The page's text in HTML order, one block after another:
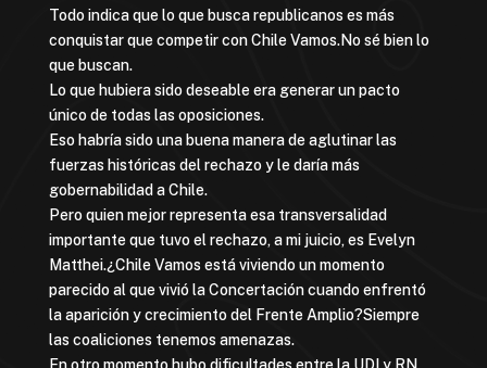
Todo indica que lo que busca republicanos es más
conquistar que competir con Chile Vamos.No sé bien lo
que buscan.
Lo que hubiera sido deseable era generar un pacto
único de todas las oposiciones.
Eso habría sido una buena manera de aglutinar las
fuerzas históricas del rechazo y le daría más
gobernabilidad a Chile.
Pero quien mejor representa esa transversalidad
importante que tuvo el rechazo, a mi juicio, es Evelyn
Matthei.¿Chile Vamos está viviendo un momento
parecido al que vivió la Concertación cuando enfrentó
la aparición y crecimiento del Frente Amplio?Siempre
las coaliciones tenemos amenazas.